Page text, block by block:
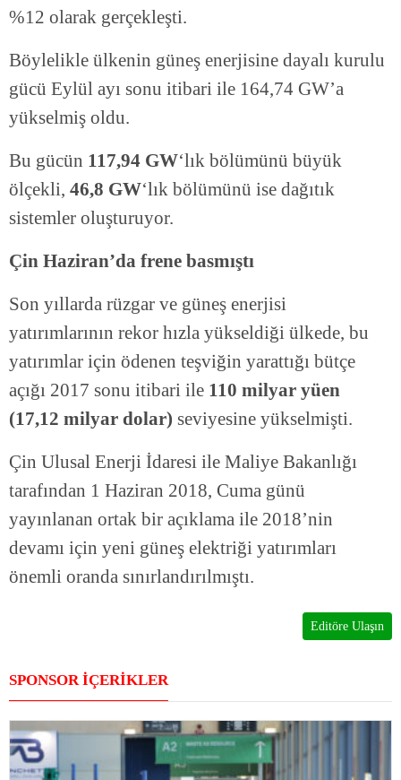
%12 olarak gerçekleşti.
Böylelikle ülkenin güneş enerjisine dayalı kurulu
gücü Eylül ayı sonu itibari ile 164,74 GW’a
yükselmiş oldu.
Bu gücün 117,94 GW‘lık bölümünü büyük
ölçekli, 46,8 GW‘lık bölümünü ise dağıtık
sistemler oluşturuyor.
Çin Haziran’da frene basmıştı
Son yıllarda rüzgar ve güneş enerjisi
yatırımlarının rekor hızla yükseldiği ülkede, bu
yatırımlar için ödenen teşviğin yarattığı bütçe
açığı 2017 sonu itibari ile 110 milyar yüen
(17,12 milyar dolar) seviyesine yükselmişti.
Çin Ulusal Enerji İdaresi ile Maliye Bakanlığı
tarafından 1 Haziran 2018, Cuma günü
yayınlanan ortak bir açıklama ile 2018’nin
devamı için yeni güneş elektriği yatırımları
önemli oranda sınırlandırılmıştı.
Editöre Ulaşın
SPONSOR İÇERİKLER